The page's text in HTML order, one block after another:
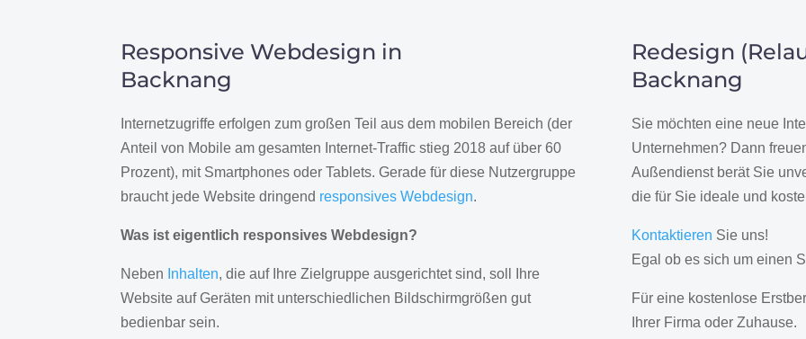
Responsive Webdesign in
Backnang
Internetzugriffe erfolgen zum großen Teil aus dem mobilen Bereich (der
Anteil von Mobile am gesamten Internet-Traffic stieg 2018 auf über 60
Prozent), mit Smartphones oder Tablets. Gerade für diese Nutzergruppe
braucht jede Website dringend responsives Webdesign.
Was ist eigentlich responsives Webdesign?
Neben Inhalten, die auf Ihre Zielgruppe ausgerichtet sind, soll Ihre
Website auf Geräten mit unterschiedlichen Bildschirmgrößen gut
bedienbar sein.
Redesign
Backnang
Sie möchten eine neue
Unternehmen? Dann
Außendienst berät Sie
die für Sie ideale und
Kontaktieren Sie uns!
Egal ob es sich um einen
Für eine kostenlose
Ihrer Firma oder Zuhause.